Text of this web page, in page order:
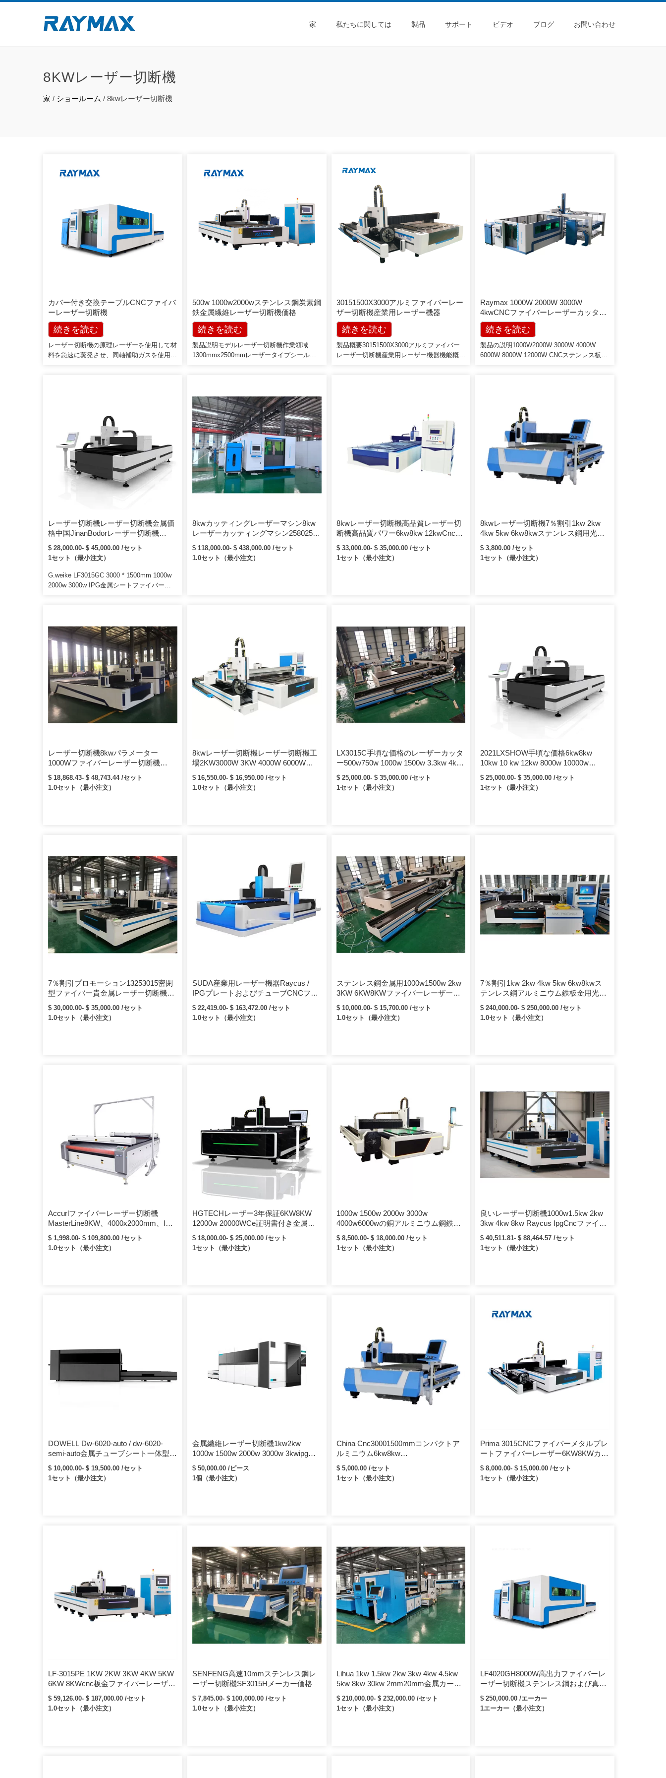
家 私たちに関しては 製品 サポート ビデオ ブログ お問い合わせ
8KWレーザー切断機
家 / ショールーム / 8kwレーザー切断機
500w 1000w2000wステンレス鋼炭素鋼
鉄金属繊維レーザー切断機価格
続きを読む
製品説明モデルレーザー切断機作業領域
1300mmx2500mmレーザータイプシール
50 -60HZ制御ソフトウェアRDCAM動作温度
0〜45°動作湿度5-95％最小成形文字英語1
x1mm360°傾斜彫刻あり冷却モード水冷およ
び保護システム補助装置排気装置および排気
管グラフィック形式はBMP、CIFをサポー
ト、JPEG、TGA、TIFF、PLT、AI、DXF、
DWGなどオプションのAtuomatic給電システ
ム、回転軸、オートフォーカス機能の利点1.
世界トップの輸入ファイバーレーザー、安定
した性能、耐用年数[…]
30151500X3000アルミファイバーレー
ザー切断機産業用レーザー機器
続きを読む
製品概要30151500X3000アルミファイバー
レーザー切断機産業用レーザー機器機能概要
数380V50 / 60HZ最大加速度1.5G繰り返し位
置決め精度±0.02mm製品構成航空アルミニ
ウムガントリー[…]
Raymax 1000W 2000W 3000W
4kwCNCファイバーレーザーカッター
用スチールアルミニウム板金
続きを読む
製品の説明1000W2000W 3000W 4000W
6000W 8000W 12000W CNCステンレス板金
ト抽出システム-新技術[…]
カバー付き交換テーブルCNCファイバ
ーレーザー切断機
続きを読む
レーザー切断機の原理レーザーを使用して材
料を急速に蒸発させ、同軸補助ガスを使用し
レーザー切断機レーザー切断機金属価
格中国JinanBodorレーザー切断機
1000W価格/ CNCファイバーレーザー
カッターシートメタル
$ 28,000.00- $ 45,000.00 /セット
1セット（最小注文）
G.weike LF3015GC 3000 * 1500mm 1000w
2000w 3000w IPG金属シートファイバーレ
にプラットフォーム交換を行うことができま
す：高速LF3015GC鉄cncレーザー切断機ス
テンレス鋼は、工作機械、モーションパー
ツ、電気機器制御パーツ、およびその他のア
シストパーツで構成されています。 IPGフ
ァイバーレーザージェネレーター日本安川サ
ーボモーターシステム台湾HIWINリニアガイ
ドレールCypcut制御システムドイツアトラ
ンタダブルドライバーラックギアドイツニュ
ーガルトレデューサー製品詳細サンプルアプ
リケーション材料：ファイバーレーザー切断
ッキ鉄、亜鉛メッキ板、アルミニウム板、銅
板、真鍮板、銅板、金板、銀板、チタン板、
金属板、金属板、チューブ、パイプなど2.ア
プリケーション産業：G。weikeファイバー
レーザー切断機は、ビルボード、広告、看
ラスフレーム、電子部品、ナムeplatesなど
証明書私に連絡してください
8kwカッティングレーザーマシン8kw
レーザーカッティングマシン25802500
* 8000mm 8kw 12kw15kwビッグサイ
ズメタルプレート精密CNCカッティン
グファイバーレーザーカッティングマ
$ 118,000.00- $ 438,000.00 /セット
1.0セット（最小注文）
8kwレーザー切断機高品質レーザー切
断機高品質パワー6kw8kw 12kwCnc金
属レーザー切断機
$ 33,000.00- $ 35,000.00 /セット
1セット（最小注文）
8kwレーザー切断機7％割引1kw 2kw
4kw 5kw 6kw8kwステンレス鋼用光学
CNCファイバーレーザー切断機
$ 3,800.00 /セット
1セット（最小注文）
レーザー切断機8kwパラメーター
1000Wファイバーレーザー切断機
3D6KW 4KW 8kW12KW炭素鋼ステン
レス鋼
$ 18,868.43- $ 48,743.44 /セット
1.0セット（最小注文）
8kwレーザー切断機レーザー切断機工
場2KW3000W 3KW 4000W 6000W
6KW 8KW IPG CNCdesktop3015金属
シートファイバーレーザー切断機価格
$ 16,550.00- $ 16,950.00 /セット
1.0セット（最小注文）
LX3015C手頃な価格のレーザーカッタ
ー500w750w 1000w 1500w 3.3kw 4kw
6kw 8kwcnc金属レーザー切断機
$ 25,000.00- $ 35,000.00 /セット
1セット（最小注文）
2021LXSHOW手頃な価格6kw8kw
10kw 10 kw 12kw 8000w 10000w
12000w20000w金属板用高出力ファイ
バーレーザー切断機
$ 25,000.00- $ 35,000.00 /セット
1セット（最小注文）
7％割引プロモーション13253015密閉
型ファイバー貴金属レーザー切断機
500w750w 4 kw 8kw
$ 30,000.00- $ 35,000.00 /セット
1.0セット（最小注文）
SUDA産業用レーザー機器Raycus /
IPGプレートおよびチューブCNCファ
イバーレーザー切断機（回転装置付
き）
$ 22,419.00- $ 163,472.00 /セット
1.0セット（最小注文）
ステンレス鋼金属用1000w1500w 2kw
3KW 6KW8KWファイバーレーザーカ
ッターレーザー切断機
$ 10,000.00- $ 15,700.00 /セット
1.0セット（最小注文）
7％割引1kw 2kw 4kw 5kw 6kw8kwス
テンレス鋼アルミニウム鉄板金用光学
CNCファイバーレーザー切断機
$ 240,000.00- $ 250,000.00 /セット
1.0セット（最小注文）
Accurlファイバーレーザー切断機
MasterLine8KW、4000x2000mm、IPG
レーザー光源付き
$ 1,998.00- $ 109,800.00 /セット
1.0セット（最小注文）
HGTECHレーザー3年保証6KW8KW
12000w 20000WCe証明書付き金属繊
維レーザー切断機
$ 18,000.00- $ 25,000.00 /セット
1セット（最小注文）
1000w 1500w 2000w 3000w
4000w6000wの銅アルミニウム鋼鉄金
属cncファイバーレーザーカッターレ
ーザー切断機
$ 8,500.00- $ 18,000.00 /セット
1セット（最小注文）
良いレーザー切断機1000w1.5kw 2kw
3kw 4kw 8kw Raycus IpgCncファイバ
ーレーザー切断機金属シートパイプ
$ 40,511.81- $ 88,464.57 /セット
1セット（最小注文）
DOWELL Dw-6020-auto / dw-6020-
semi-auto金属チューブシート一体型レ
ーザー切断機ファイバーレーザー6000
* 2000mm切断領域
$ 10,000.00- $ 19,500.00 /セット
1セット（最小注文）
金属繊維レーザー切断機1kw2kw
1000w 1500w 2000w 3000w 3kwipgレ
イカスカーボンステンレス鋼銅アルミ
ニウムシート
$ 50,000.00 /ピース
1個（最小注文）
China Cnc30001500mmコンパクトア
ルミニウム6kw8kw
GweikeLF3015GAL炭素鋼用ファイバ
ーレーザー切断機
$ 5,000.00 /セット
1セット（最小注文）
Prima 3015CNCファイバーメタルプレ
ートファイバーレーザー6KW8KWカッ
ティングマシン
$ 8,000.00- $ 15,000.00 /セット
1セット（最小注文）
LF-3015PE 1KW 2KW 3KW 4KW 5KW
6KW 8KWcnc板金ファイバーレーザー
切断機
$ 59,126.00- $ 187,000.00 /セット
1.0セット（最小注文）
SENFENG高速10mmステンレス鋼レ
ーザー切断機SF3015Hメーカー価格
$ 7,845.00- $ 100,000.00 /セット
1.0セット（最小注文）
Lihua 1kw 1.5kw 2kw 3kw 4kw 4.5kw
5kw 8kw 30kw 2mm20mm金属カーボ
ンステンレス鋼Ssファイバーレーザー
切断機
$ 210,000.00- $ 232,000.00 /セット
1セット（最小注文）
LF4020GH8000W高出力ファイバーレ
ーザー切断機ステンレス鋼および真ち
ゅう高性能キャストレーザー切断機
$ 250,000.00 /エーカー
1エーカー（最小注文）